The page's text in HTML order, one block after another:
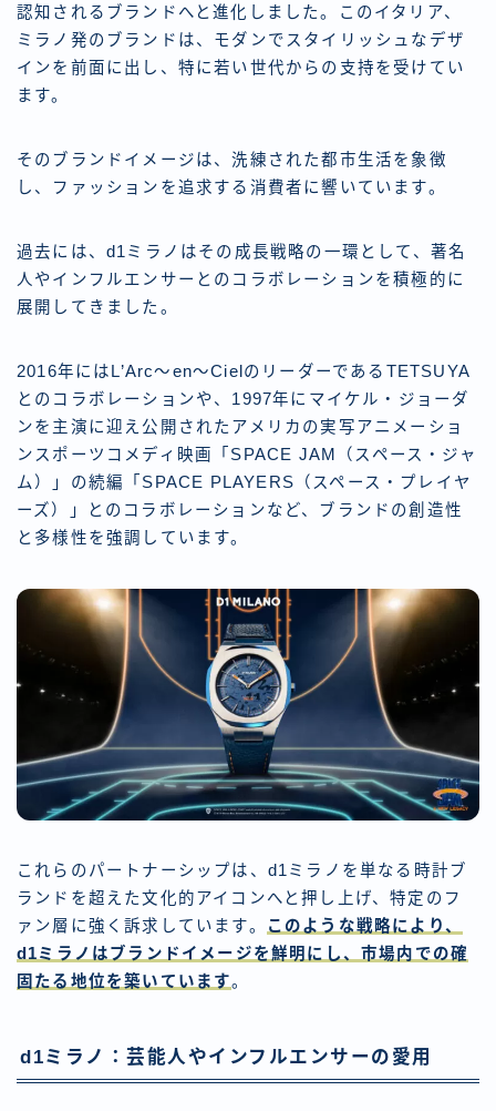
認知されるブランドへと進化しました。このイタリア、
ミラノ発のブランドは、モダンでスタイリッシュなデザ
インを前面に出し、特に若い世代からの支持を受けてい
ます。
そのブランドイメージは、洗練された都市生活を象徴
し、ファッションを追求する消費者に響いています。
過去には、d1ミラノはその成長戦略の一環として、著名
人やインフルエンサーとのコラボレーションを積極的に
展開してきました。
2016年にはL’Arc〜en〜CielのリーダーであるTETSUYA
とのコラボレーションや、1997年にマイケル・ジョーダ
ンを主演に迎え公開されたアメリカの実写アニメーショ
ンスポーツコメディ映画「SPACE JAM（スペース・ジャ
ム）」の続編「SPACE PLAYERS（スペース・プレイヤ
ーズ）」とのコラボレーションなど、ブランドの創造性
と多様性を強調しています。
これらのパートナーシップは、d1ミラノを単なる時計ブ
ランドを超えた文化的アイコンへと押し上げ、特定のフ
ァン層に強く訴求しています。
このような戦略により、
d1ミラノはブランドイメージを鮮明にし、市場内での確
固たる地位を築いています。
d1ミラノ：芸能人やインフルエンサーの愛用